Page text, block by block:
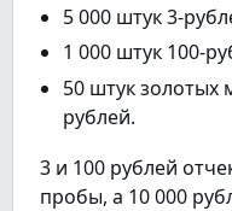
5 000 штук 3-
1 000 штук 100-
50 штук золотых
рублей.
3 и 100 рублей
пробы, а 10 000